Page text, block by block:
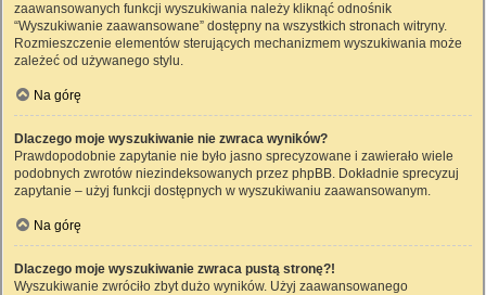
zaawansowanych funkcji wyszukiwania należy kliknąć odnośnik
“Wyszukiwanie zaawansowane” dostępny na wszystkich stronach witryny.
Rozmieszczenie elementów sterujących mechanizmem wyszukiwania może
zależeć od używanego stylu.
Na górę
Dlaczego moje wyszukiwanie nie zwraca wyników?
Prawdopodobnie zapytanie nie było jasno sprecyzowane i zawierało wiele
podobnych zwrotów niezindeksowanych przez phpBB. Dokładnie sprecyzuj
zapytanie – użyj funkcji dostępnych w wyszukiwaniu zaawansowanym.
Na górę
Dlaczego moje wyszukiwanie zwraca pustą stronę?!
Wyszukiwanie zwróciło zbyt dużo wyników. Użyj zaawansowanego